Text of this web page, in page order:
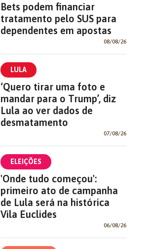
Bets podem financiar
tratamento pelo SUS para
dependentes em apostas
08/08/26
LULA
‘Quero tirar uma foto e
mandar para o Trump’, diz
Lula ao ver dados de
desmatamento
07/08/26
ELEIÇÕES
'Onde tudo começou':
primeiro ato de campanha
de Lula será na histórica
Vila Euclides
06/08/26